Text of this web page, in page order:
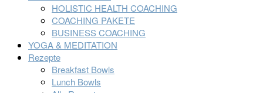
HOLISTIC HEALTH COACHING
COACHING PAKETE
BUSINESS COACHING
YOGA & MEDITATION
Rezepte
Breakfast Bowls
Lunch Bowls